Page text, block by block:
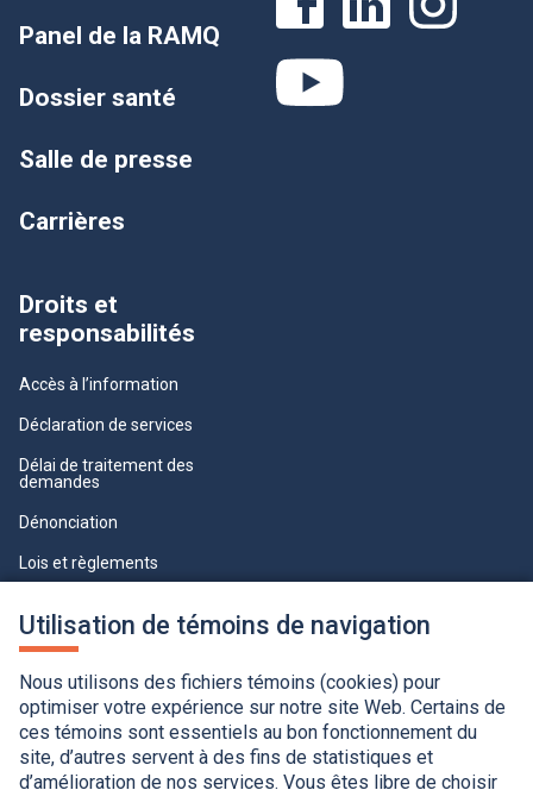
Utilisation de témoins de navigation
Nous utilisons des fichiers témoins (cookies) pour
optimiser votre expérience sur notre site Web. Certains de
ces témoins sont essentiels au bon fonctionnement du
site, d’autres servent à des fins de statistiques et
d’amélioration de nos services. Vous êtes libre de choisir
Panel de la RAMQ
Dossier santé
Salle de presse
Carrières
Droits et
responsabilités
Accès à l’information
Déclaration de services
Délai de traitement des
demandes
Dénonciation
Lois et règlements
professionnelle